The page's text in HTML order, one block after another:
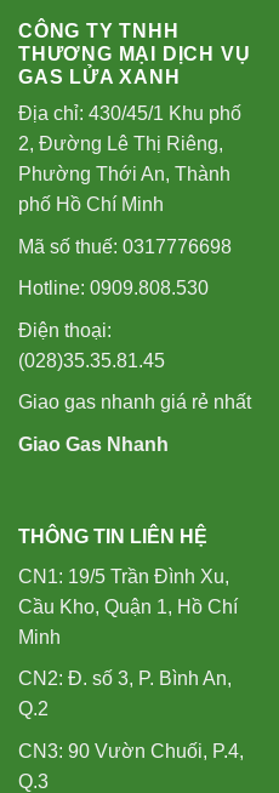
CÔNG TY TNHH
THƯƠNG MẠI DỊCH VỤ
GAS LỬA XANH
Địa chỉ: 430/45/1 Khu phố
2, Đường Lê Thị Riêng,
Phường Thới An, Thành
phố Hồ Chí Minh
Mã số thuế: 0317776698
Hotline: 0909.808.530
Điện thoại:
(028)35.35.81.45
Giao gas nhanh giá rẻ nhất
Giao Gas Nhanh
THÔNG TIN LIÊN HỆ
CN1: 19/5 Trần Đình Xu,
Cầu Kho, Quận 1, Hồ Chí
Minh
CN2: Đ. số 3, P. Bình An,
Q.2
CN3: 90 Vườn Chuối, P.4,
Q.3